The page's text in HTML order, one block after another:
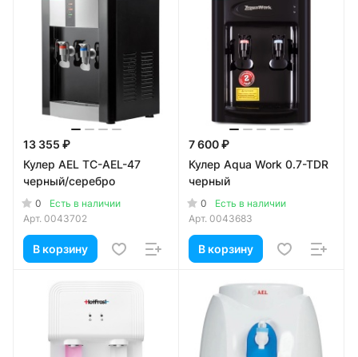
13 355 ₽
Кулер AEL TC-AEL-47
черный/серебро
0
Есть в наличии
Арт. 0043702
В корзину
7 600 ₽
Кулер Aqua Work 0.7-TDR
черный
0
Есть в наличии
Арт. 0043683
В корзину